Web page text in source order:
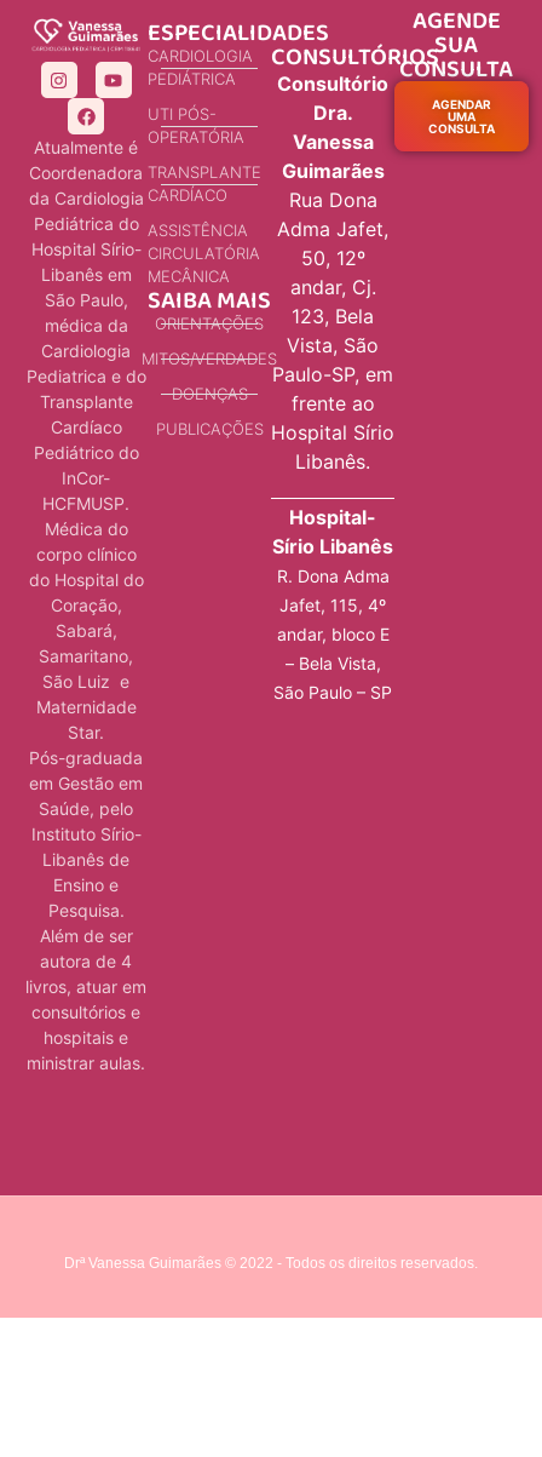
Atualmente é
Coordenadora
da Cardiologia
Pediátrica do
Hospital Sírio-
Libanês em
São Paulo,
médica da
Cardiologia
Pediatrica e do
Transplante
Cardíaco
Pediátrico do
InCor-
HCFMUSP.
Médica do
corpo clínico
do Hospital do
Coração,
Sabará,
Samaritano,
São Luiz e
Maternidade
Star.
Pós-graduada
em Gestão em
Saúde, pelo
Instituto Sírio-
Libanês de
Ensino e
Pesquisa.
Além de ser
autora de 4
livros, atuar em
consultórios e
hospitais e
ministrar aulas.
ESPECIALIDADES
CARDIOLOGIA
PEDIÁTRICA
UTI PÓS-
OPERATÓRIA
TRANSPLANTE
CARDÍACO
ASSISTÊNCIA
CIRCULATÓRIA
MECÂNICA
SAIBA MAIS
ORIENTAÇÕES
MITOS/VERDADES
DOENÇAS
PUBLICAÇÕES
CONSULTÓRIOS
Consultório
Dra.
Vanessa
Guimarães
Rua Dona
Adma Jafet,
50, 12º
andar, Cj.
123, Bela
Vista, São
Paulo-SP, em
frente ao
Hospital Sírio
Libanês.
Hospital-
Sírio Libanês
R. Dona Adma
Jafet, 115, 4º
andar, bloco E
– Bela Vista,
São Paulo – SP
AGENDE
SUA
CONSULTA
AGENDAR
UMA
CONSULTA
Drª Vanessa Guimarães © 2022 - Todos os direitos reservados.